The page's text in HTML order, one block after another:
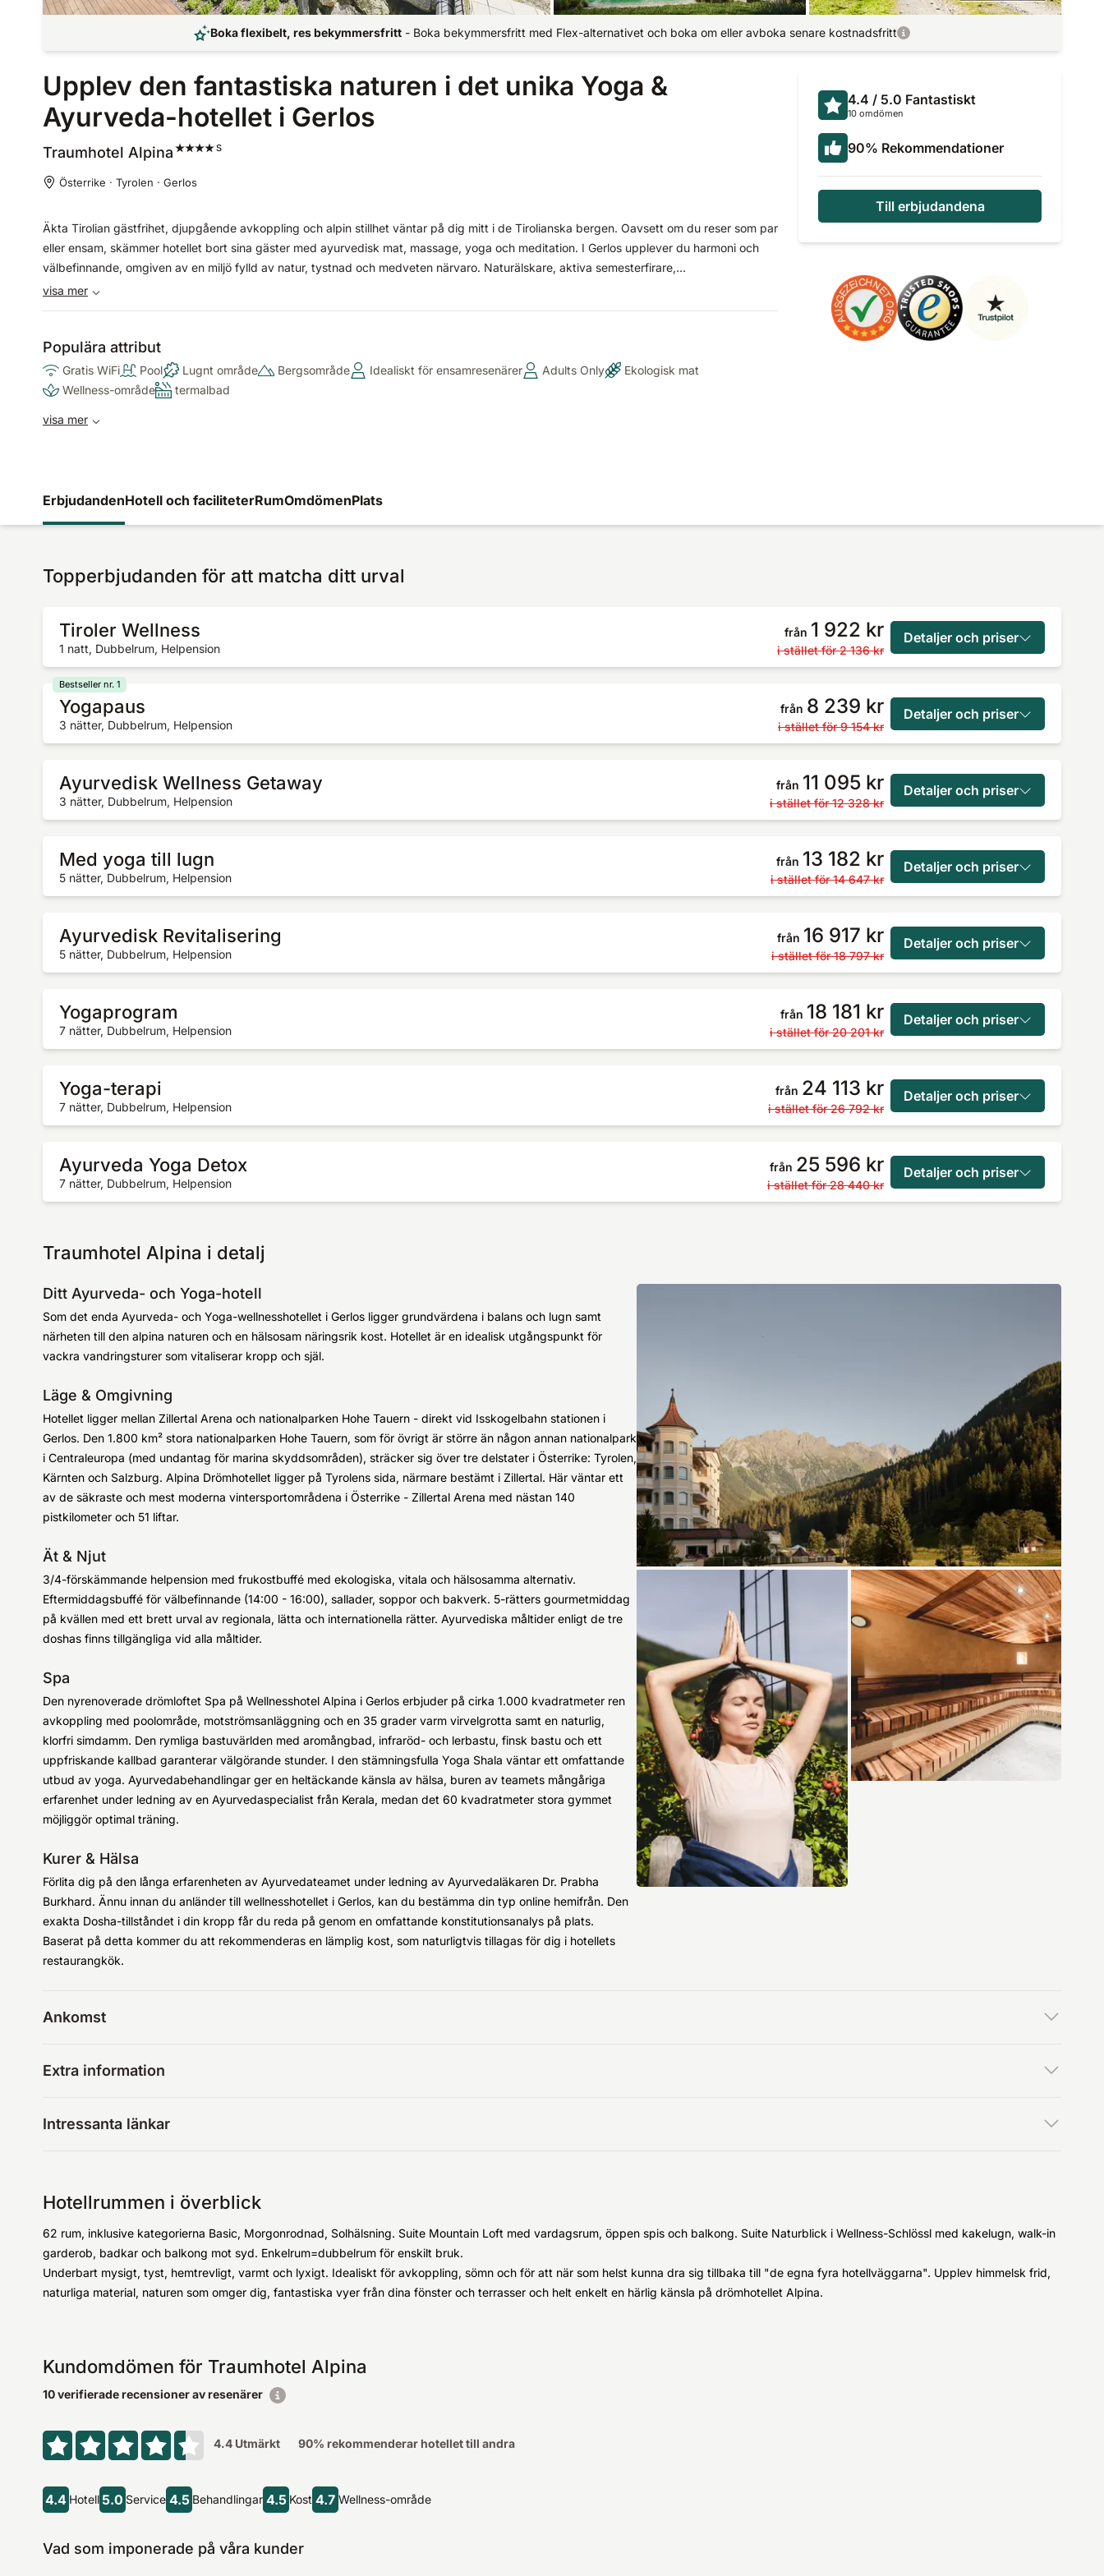
Boka flexibelt, res bekymmersfritt - Boka bekymmersfritt med Flex-alternativet och boka om eller avboka senare kostnadsfritt
Upplev den fantastiska naturen i det unika Yoga &
Ayurveda-hotellet i Gerlos
Traumhotel Alpina S
Österrike · Tyrolen · Gerlos
4.4 / 5.0 Fantastiskt
10 omdömen
90% Rekommendationer
Till erbjudandena
Äkta Tirolian gästfrihet, djupgående avkoppling och alpin stillhet väntar på dig mitt i de Tirolianska bergen. Oavsett om du reser som par
eller ensam, skämmer hotellet bort sina gäster med ayurvedisk mat, massage, yoga och meditation. I Gerlos upplever du harmoni och
välbefinnande, omgiven av en miljö fylld av natur, tystnad och medveten närvaro. Naturälskare, aktiva semesterfirare,
wellnessentusiaster och de som söker återhämtning trivs särskilt bra här.
visa mer
Populära attribut
Gratis WiFi Pool Lugnt område Bergsområde Idealiskt för ensamresenärer Adults Only
Ekologisk mat
Wellness-område
termalbad
visa mer
ErbjudandenHotell och faciliteterRumOmdömenPlats
Topperbjudanden för att matcha ditt urval
Tiroler Wellness
1 natt, Dubbelrum, Helpension
från 1 922 kr
i stället för 2 136 kr
Detaljer och priser
Yogapaus
3 nätter, Dubbelrum, Helpension
från 8 239 kr
i stället för 9 154 kr
Detaljer och priser
Bestseller nr. 1
Ayurvedisk Wellness Getaway
3 nätter, Dubbelrum, Helpension
från 11 095 kr
i stället för 12 328 kr
Detaljer och priser
Med yoga till lugn
5 nätter, Dubbelrum, Helpension
från 13 182 kr
i stället för 14 647 kr
Detaljer och priser
Ayurvedisk Revitalisering
5 nätter, Dubbelrum, Helpension
från 16 917 kr
i stället för 18 797 kr
Detaljer och priser
Yogaprogram
7 nätter, Dubbelrum, Helpension
från 18 181 kr
i stället för 20 201 kr
Detaljer och priser
Yoga-terapi
7 nätter, Dubbelrum, Helpension
från 24 113 kr
i stället för 26 792 kr
Detaljer och priser
Ayurveda Yoga Detox
7 nätter, Dubbelrum, Helpension
från 25 596 kr
i stället för 28 440 kr
Detaljer och priser
Traumhotel Alpina i detalj
Ditt Ayurveda- och Yoga-hotell
Som det enda Ayurveda- och Yoga-wellnesshotellet i Gerlos ligger grundvärdena i balans och lugn samt
närheten till den alpina naturen och en hälsosam näringsrik kost. Hotellet är en idealisk utgångspunkt för
vackra vandringsturer som vitaliserar kropp och själ.
Läge & Omgivning
Hotellet ligger mellan Zillertal Arena och nationalparken Hohe Tauern - direkt vid Isskogelbahn stationen i
Gerlos. Den 1.800 km² stora nationalparken Hohe Tauern, som för övrigt är större än någon annan nationalpark
i Centraleuropa (med undantag för marina skyddsområden), sträcker sig över tre delstater i Österrike: Tyrolen,
Kärnten och Salzburg. Alpina Drömhotellet ligger på Tyrolens sida, närmare bestämt i Zillertal. Här väntar ett
av de säkraste och mest moderna vintersportområdena i Österrike - Zillertal Arena med nästan 140
pistkilometer och 51 liftar.
Ät & Njut
3/4-förskämmande helpension med frukostbuffé med ekologiska, vitala och hälsosamma alternativ.
Eftermiddagsbuffé för välbefinnande (14:00 - 16:00), sallader, soppor och bakverk. 5-rätters gourmetmiddag
på kvällen med ett brett urval av regionala, lätta och internationella rätter. Ayurvediska måltider enligt de tre
doshas finns tillgängliga vid alla måltider.
Spa
Den nyrenoverade drömloftet Spa på Wellnesshotel Alpina i Gerlos erbjuder på cirka 1.000 kvadratmeter ren
avkoppling med poolområde, motströmsanläggning och en 35 grader varm virvelgrotta samt en naturlig,
klorfri simdamm. Den rymliga bastuvärlden med aromångbad, infraröd- och lerbastu, finsk bastu och ett
uppfriskande kallbad garanterar välgörande stunder. I den stämningsfulla Yoga Shala väntar ett omfattande
utbud av yoga. Ayurvedabehandlingar ger en heltäckande känsla av hälsa, buren av teamets mångåriga
erfarenhet under ledning av en Ayurvedaspecialist från Kerala, medan det 60 kvadratmeter stora gymmet
möjliggör optimal träning.
Kurer & Hälsa
Förlita dig på den långa erfarenheten av Ayurvedateamet under ledning av Ayurvedaläkaren Dr. Prabha
Burkhard. Ännu innan du anländer till wellnesshotellet i Gerlos, kan du bestämma din typ online hemifrån. Den
exakta Dosha-tillståndet i din kropp får du reda på genom en omfattande konstitutionsanalys på plats.
Baserat på detta kommer du att rekommenderas en lämplig kost, som naturligtvis tillagas för dig i hotellets
restaurangkök.
Ankomst
Extra information
Intressanta länkar
Hotellrummen i överblick
62 rum, inklusive kategorierna Basic, Morgonrodnad, Solhälsning. Suite Mountain Loft med vardagsrum, öppen spis och balkong. Suite Naturblick i Wellness-Schlössl med kakelugn, walk-in
garderob, badkar och balkong mot syd. Enkelrum=dubbelrum för enskilt bruk.
Underbart mysigt, tyst, hemtrevligt, varmt och lyxigt. Idealiskt för avkoppling, sömn och för att när som helst kunna dra sig tillbaka till "de egna fyra hotellväggarna". Upplev himmelsk frid,
naturliga material, naturen som omger dig, fantastiska vyer från dina fönster och terrasser och helt enkelt en härlig känsla på drömhotellet Alpina.
Kundomdömen för Traumhotel Alpina
10 verifierade recensioner av resenärer
4.4 Utmärkt 90% rekommenderar hotellet till andra
4.4 Hotell5.0 Service 4.5 Behandlingar 4.5 Kost 4.7 Wellness-område
Vad som imponerade på våra kunder